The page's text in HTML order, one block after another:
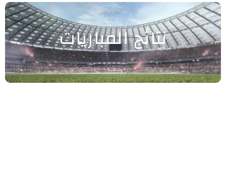
نتائج المباريات